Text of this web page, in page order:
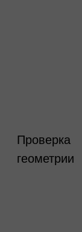
Проверка
геометрии